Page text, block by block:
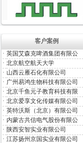
客户案例
· 英国艾森克啤酒集团有限公
· 北京航空航天大学
· 山西云雁石化有限公司
· 广州易鸿生物科技有限公司
· 北京千鱼元子教育科技有限
· 北京爱享文化传媒有限公司
· 英特沃斯（北京）有限公司
· 内蒙古共信电气股份有限公
· 陕西安智实业有限公司
· 江苏扬州京国实业有限公司